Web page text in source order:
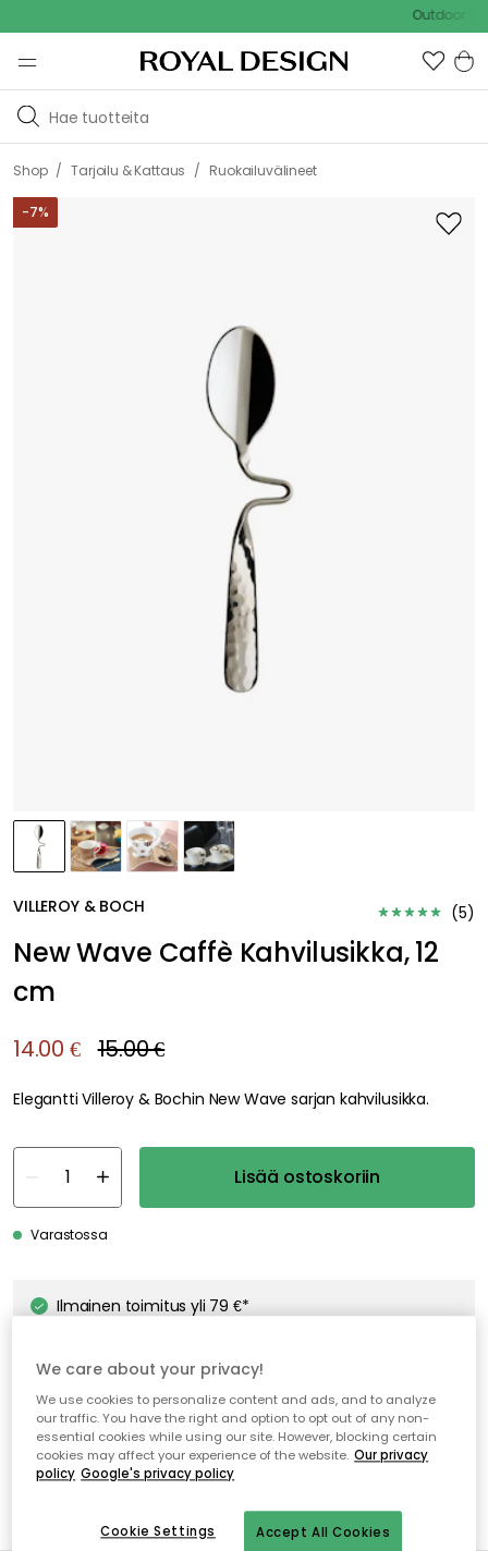
Outdoor Sale -
Shop / Tarjoilu & Kattaus / Ruokailuvälineet
-7%
VILLEROY & BOCH (5)
New Wave Caffè Kahvilusikka, 12
cm
14.00 € 15.00 €
Elegantti Villeroy & Bochin New Wave sarjan kahvilusikka.
Lisää ostoskoriin
Varastossa
Ilmainen toimitus yli 79 €*
Avoin palautusoikeus 30 päivän ajan
We care about your privacy!
We use cookies to personalize content and ads, and to analyze
our traffic. You have the right and option to opt out of any non-
essential cookies while using our site. However, blocking certain
cookies may affect your experience of the website. Our privacy
policy Google's privacy policy
Accept All Cookies
Cookie Settings